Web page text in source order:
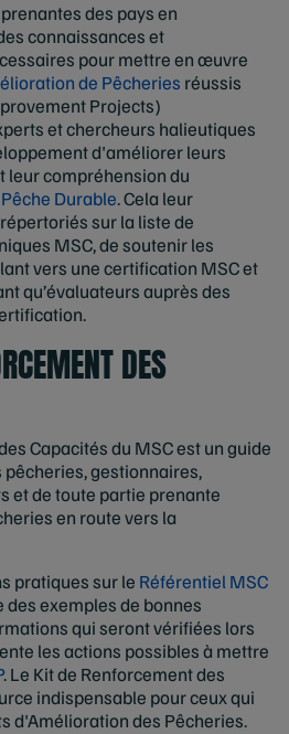
des pays en
connaissances et
pour mettre en œuvre
de Pêcheries réussis
Projects)
et chercheurs halieutiques
d'améliorer leurs
leur compréhension du
Durable. Cela leur
sur la liste de
MSC, de soutenir les
vers une certification MSC et
qu’évaluateurs auprès des
DES
Capacités du MSC est un guide
gestionnaires,
et de toute partie prenante
en route vers la
pratiques sur le Référentiel MSC
des exemples de bonnes
qui seront vérifiées lors
les actions possibles à mettre
. Le Kit de Renforcement des
indispensable pour ceux qui
d'Amélioration des Pêcheries.